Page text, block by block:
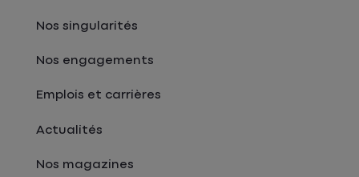
Nos singularités
Nos engagements
Emplois et carrières
Actualités
Nos magazines